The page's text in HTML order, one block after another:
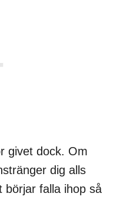
givet dock. Om
dig alls
börjar falla ihop så